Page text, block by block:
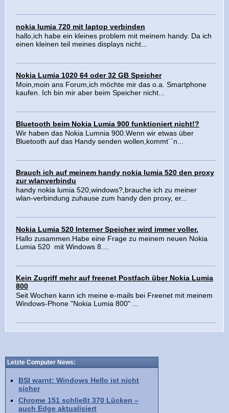
nokia lumia 720 mit laptop verbinden
hallo,ich habe ein kleines problem mit meinem handy. Da ich
einen kleinen teil meines displays nicht...
Nokia Lumia 1020 64 oder 32 GB Speicher
Moin,moin ans Forum,ich möchte mir das o.a. Smartphone
kaufen. Ich bin mir aber beim Speicher nicht...
Bluetooth beim Nokia Lumia 900 funktioniert nicht!?
Wir haben das Nokia Lumnia 900.Wenn wir etwas über
Bluetooth auf das Handy senden wollen,kommt´´n...
Brauch ich auf meinem handy nokia lumia 520 den proxy
zur wlanverbindu
handy nokia lumia 520,windows?,brauche ich zu meiner
wlan-verbindung zuhause zum handy den proxy, er...
Nokia Lumia 520 Interner Speicher wird immer voller.
Hallo zusammen.Habe eine Frage zu meinem neuen Nokia
Lumia 520 mit Windows 8....
Kein Zugriff mehr auf freenet Postfach über Nokia Lumia
800
Seit Wochen kann ich meine e-mails bei Freenet mit meinem
Windows-Phone "Nokia Lumia 800" ...
Letzte Computer News:
BSI warnt: Windows Hello ist nicht
sicher
Chrome 151 schließt 370 Lücken –
auch Edge aktualisiert